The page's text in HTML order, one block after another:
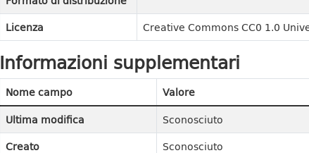
Licenza
Creative Commons CC0 1.0
Informazioni supplementari
Nome campo
Valore
Ultima modifica
Sconosciuto
Creato
Sconosciuto